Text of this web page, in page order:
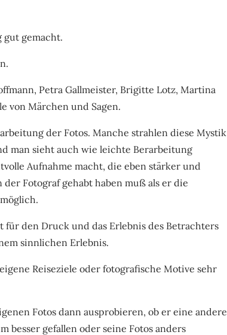
gut gemacht.
Petra Gallmeister, Brigitte Lotz, Martina
von Märchen und Sagen.
der Fotos. Manche strahlen diese Mystik
man sieht auch wie leichte Berarbeitung
Aufnahme macht, die eben stärker und
Fotograf gehabt haben muß als er die
den Druck und das Erlebnis des Betrachters
sinnlichen Erlebnis.
Reiseziele oder fotografische Motive sehr
Fotos dann ausprobieren, ob er eine andere
besser gefallen oder seine Fotos anders